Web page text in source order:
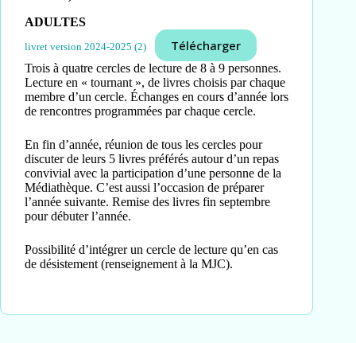
ADULTES
livret version 2024-2025 (2) Télécharger
Trois à quatre cercles de lecture de 8 à 9 personnes.
Lecture en « tournant », de livres choisis par chaque
membre d’un cercle. Échanges en cours d’année lors
de rencontres programmées par chaque cercle.
En fin d’année, réunion de tous les cercles pour
discuter de leurs 5 livres préférés autour d’un repas
convivial avec la participation d’une personne de la
Médiathèque. C’est aussi l’occasion de préparer
l’année suivante. Remise des livres fin septembre
pour débuter l’année.
Possibilité d’intégrer un cercle de lecture qu’en cas
de désistement (renseignement à la MJC).